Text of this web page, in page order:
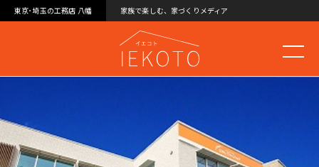
東京･埼玉の工務店 八幡 家族で楽しむ、家づくりメディア